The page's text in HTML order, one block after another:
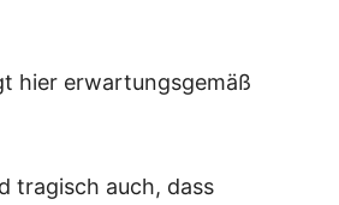
hier erwartungsgemäß
tragisch auch, dass